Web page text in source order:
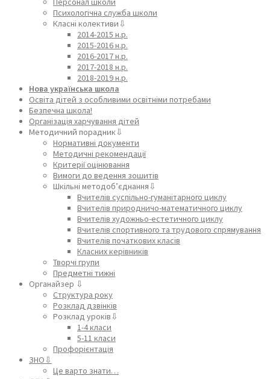
Психологічна служба школи
Класні колективи⇩
2014-2015 н.р.
2015-2016 н.р.
2016-2017 н.р.
2017-2018 н.р.
2018-2019 н.р.
Нова українська школа
Освіта дітей з особливими освітніми потребами
Безпечна школа!
Організація харчування дітей
Методичний порадник⇩
Нормативні документи
Методичні рекомендації
Критерії оцінювання
Вимоги до ведення зошитів
Шкільні методоб’єднання⇩
Вчителів суспільно-гуманітарного циклу
Вчителів природничо-математичного циклу
Вчителів художньо-естетичного циклу
Вчителів спортивного та трудового спрямування
Вчителів початкових класів
Класних керівників
Творчі групи
Предметні тижні
Органайзер ⇩
Структура року
Розклад дзвінків
Розклад уроків⇩
1-4 класи
5-11 класи
Профорієнтація
ЗНО⇩
Це варто знати…